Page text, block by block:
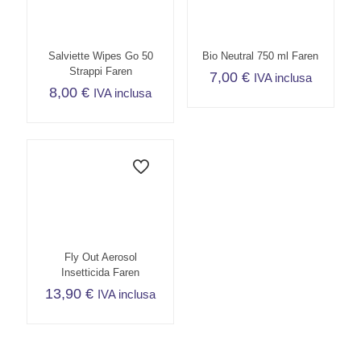
Salviette Wipes Go 50
Strappi Faren
8,00€ IVA inclusa
Bio Neutral 750 ml Faren
7,00 € IVA inclusa
Fly Out Aerosol
Insetticida Faren
13,90€ IVA inclusa